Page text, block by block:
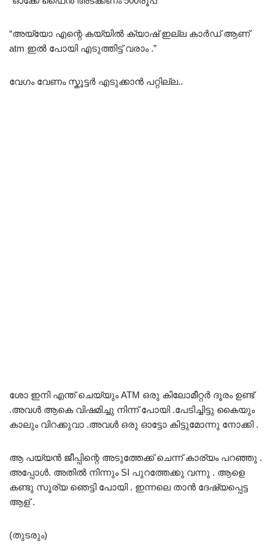
“അയ്യോ എന്റെ കയ്യിൽ ക്യാഷ് ഇല്ല കാർഡ് ആണ്
atm ഇൽ പോയി എടുത്തിട്ട് വരാം .”
വേഗം വേണം സ്കൂട്ടർ എടുക്കാൻ പറ്റില്ല..
ശോ ഇനി എന്ത് ചെയ്യും ATM ഒരു കിലോമീറ്റർ ദൂരം ഉണ്ട്
.അവൾ ആകെ വിഷമിച്ചു നിന്ന് പോയി .പേടിച്ചിട്ടു കൈയും
കാലും വിറക്കുവാ .അവൾ ഒരു ഓട്ടോ കിട്ടുമോന്നു നോക്കി .
ആ പയ്യൻ ജീപ്പിന്റെ അടുത്തേക്ക് ചെന്ന് കാര്യം പറഞ്ഞു .
അപ്പോൾ. അതിൽ നിന്നും SI പുറത്തേക്കു വന്നു . ആളെ
കണ്ടു സൂര്യ ഞെട്ടി പോയി . ഇന്നലെ താൻ ദേഷ്യപ്പെട്ട
ആള് .
(തുടരും)